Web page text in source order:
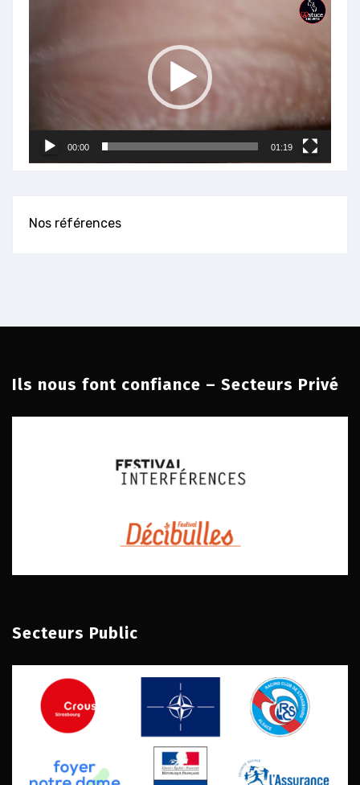
00:00 01:19
Nos références
Ils nous font confiance – Secteurs Privé
Secteurs Public